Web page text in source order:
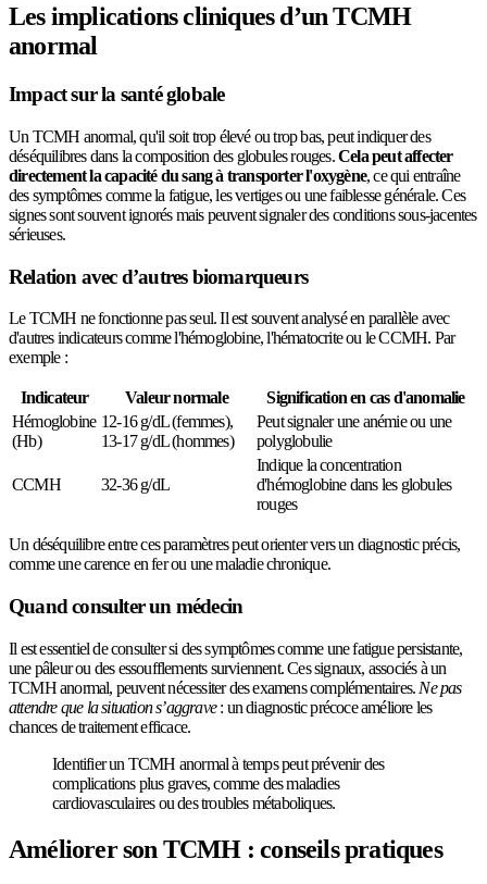
Les implications cliniques d’un TCMH
anormal
Impact sur la santé globale
Un TCMH anormal, qu'il soit trop élevé ou trop bas, peut indiquer des
déséquilibres dans la composition des globules rouges.Cela peut affecter
directement la capacité du sang à transporter l'oxygène, ce qui entraîne
des symptômes comme la fatigue, les vertiges ou une faiblesse générale. Ces
signes sont souvent ignorés mais peuvent signaler des conditions sous-jacentes
sérieuses.
Relation avec d’autres biomarqueurs
Le TCMH ne fonctionne pas seul. Il est souvent analysé en parallèle avec
d'autres indicateurs comme l'hémoglobine, l'hématocrite ou le CCMH. Par
exemple :
Indicateur Valeur normale
Signification en cas d'anomalie
Hémoglobine
(Hb)
12-16 g/dL (femmes),
13-17 g/dL (hommes)
Peut signaler une anémie ou une
polyglobulie
CCMH 32-36 g/dL
Indique la concentration
d'hémoglobine dans les globules
rouges
Un déséquilibre entre ces paramètres peut orienter vers un diagnostic précis,
comme une carence en fer ou une maladie chronique.
Quand consulter un médecin
Il est essentiel de consulter si des symptômes comme une fatigue persistante,
une pâleur ou des essoufflements surviennent. Ces signaux, associés à un
TCMH anormal, peuvent nécessiter des examens complémentaires. Ne pas
attendre que la situation s’aggrave: un diagnostic précoce améliore les
chances de traitement efficace.
Identifier un TCMH anormal à temps peut prévenir des
complications plus graves, comme des maladies
cardiovasculaires ou des troubles métaboliques.
Améliorer son TCMH : conseils pratiques